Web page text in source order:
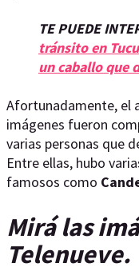
TE PUEDE
tránsito en
un caballo que
Afortunadamente, el
imágenes fueron
varias personas que
Entre ellas, hubo
famosos como
Mirá las
Telenueve.